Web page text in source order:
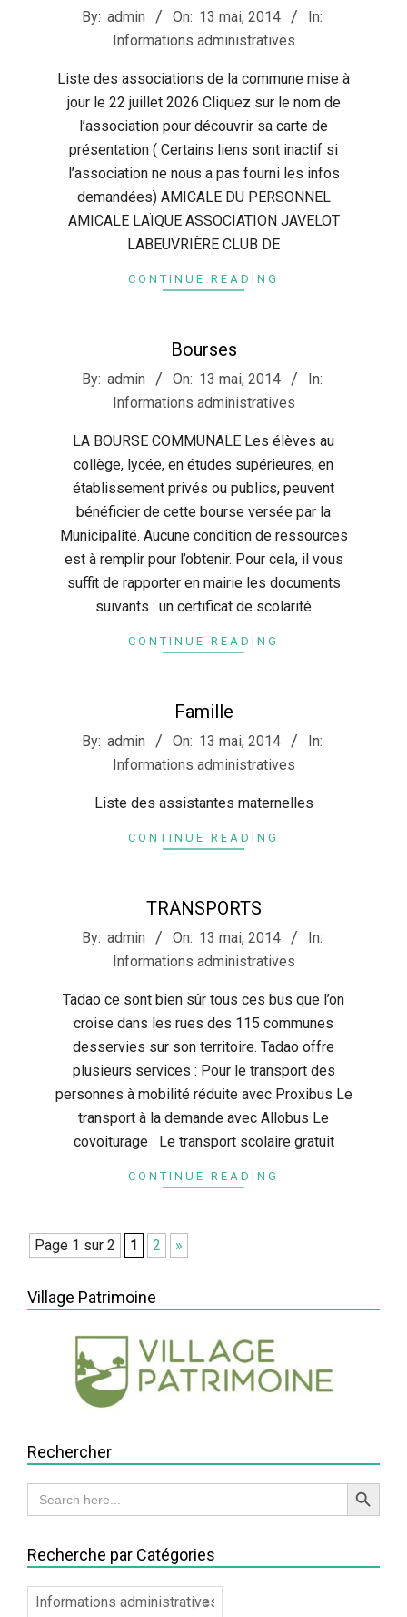
2014-By: admin On: 13 mai, 2014
In:
Informations administratives
Liste des associations de la commune mise à
jour le 22 juillet 2026 Cliquez sur le nom de
l’association pour découvrir sa carte de
présentation ( Certains liens sont inactif si
l’association ne nous a pas fourni les infos
demandées) AMICALE DU PERSONNEL
AMICALE LAÏQUE ASSOCIATION JAVELOT
LABEUVRIÈRE CLUB DE
CONTINUE READING
Bourses
2014-By: admin On: 13 mai, 2014
In:
Informations administratives
LA BOURSE COMMUNALE Les élèves au
collège, lycée, en études supérieures, en
établissement privés ou publics, peuvent
bénéficier de cette bourse versée par la
Municipalité. Aucune condition de ressources
est à remplir pour l’obtenir. Pour cela, il vous
suffit de rapporter en mairie les documents
suivants : un certificat de scolarité
CONTINUE READING
Famille
2014-By: admin On: 13 mai, 2014
In:
Informations administratives
Liste des assistantes maternelles
CONTINUE READING
TRANSPORTS
2014-By: admin On: 13 mai, 2014
In:
Informations administratives
Tadao ce sont bien sûr tous ces bus que l’on
croise dans les rues des 115 communes
desservies sur son territoire. Tadao offre
plusieurs services : Pour le transport des
personnes à mobilité réduite avec Proxibus Le
transport à la demande avec Allobus Le
covoiturage Le transport scolaire gratuit
CONTINUE READING
Page 1 sur 2 1 2 »
Village Patrimoine
Rechercher
Search
for:
Search Button
Recherche par Catégories
Recherche